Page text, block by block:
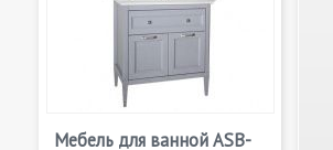
Мебель для ванной ASB-